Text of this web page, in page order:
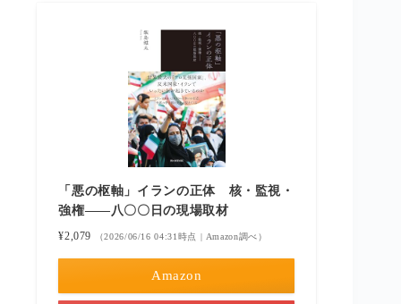
「悪の枢軸」イランの正体 核・監視・
強権――八〇〇日の現場取材
¥2,079 （2026/06/16 04:31時点 | Amazon調べ）
Amazon